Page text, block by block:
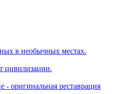
в необычных местах.
цивилизации.
- оригинальная реставрация